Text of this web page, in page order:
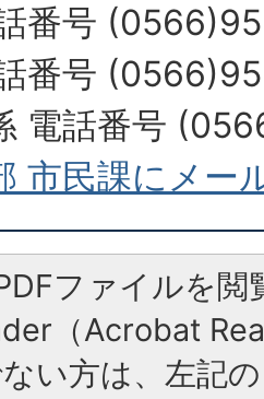
番号
番号
電話番号
市民課にメー
ファイルを閲
（Acrobat
い方は、左記